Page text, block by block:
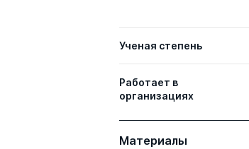
Ученая степень
Работает в
организациях
Материалы